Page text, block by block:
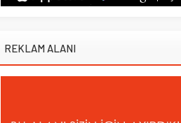
REKLAM ALANI